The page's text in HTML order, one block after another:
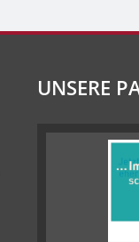
UNSERE